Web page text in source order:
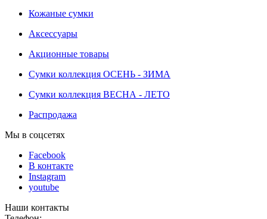
Кожаные сумки
Аксессуары
Акционные товары
Сумки коллекция ОСЕНЬ - ЗИМА
Сумки коллекция ВЕСНА - ЛЕТО
Распродажа
Мы в соцсетях
Facebook
В контакте
Instagram
youtube
Наши контакты